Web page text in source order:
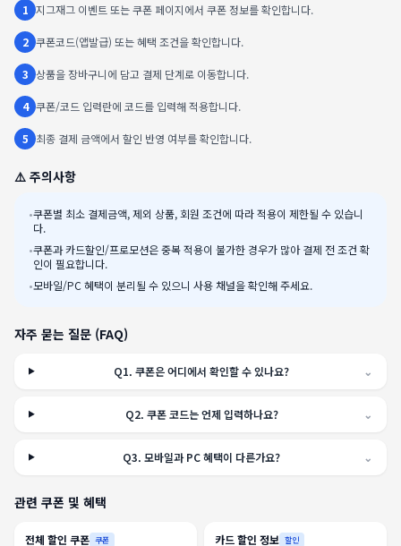
1 지그재그 이벤트 또는 쿠폰 페이지에서 쿠폰 정보를 확인합니다.
2 쿠폰코드(앱발급) 또는 혜택 조건을 확인합니다.
3 상품을 장바구니에 담고 결제 단계로 이동합니다.
4 쿠폰/코드 입력란에 코드를 입력해 적용합니다.
5 최종 결제 금액에서 할인 반영 여부를 확인합니다.
⚠️ 주의사항
•쿠폰별 최소 결제금액, 제외 상품, 회원 조건에 따라 적용이 제한될 수 있습니
다.
•쿠폰과 카드할인/프로모션은 중복 적용이 불가한 경우가 많아 결제 전 조건 확
인이 필요합니다.
•모바일/PC 혜택이 분리될 수 있으니 사용 채널을 확인해 주세요.
자주 묻는 질문 (FAQ)
Q1.쿠폰은 어디에서 확인할 수 있나요? ⌄
Q2. 쿠폰 코드는 언제 입력하나요? ⌄
Q3.모바일과 PC 혜택이 다른가요? ⌄
관련 쿠폰 및 혜택
전체 할인 쿠폰 쿠폰 카드 할인 정보 할인